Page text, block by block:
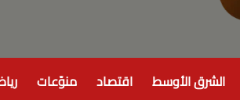
الشرق الأوسط اقتصاد منوّعات